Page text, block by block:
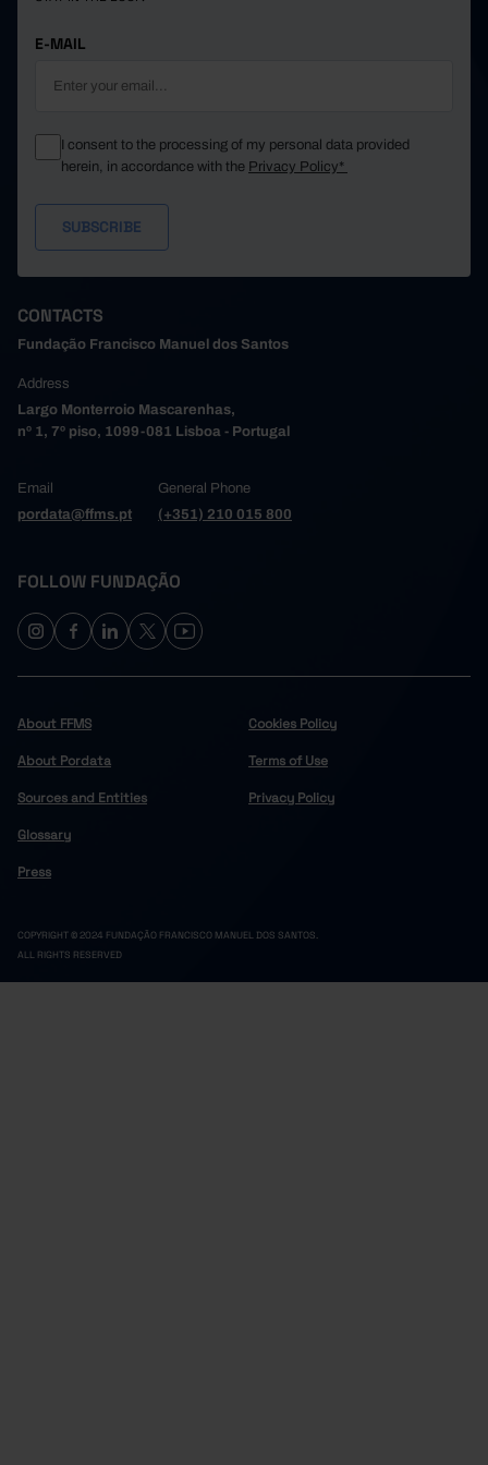
E-MAIL
I consent to the processing of my personal data provided
herein, in accordance with the Privacy Policy*
CONTACTS
Fundação Francisco Manuel dos Santos
Address
Largo Monterroio Mascarenhas,
nº 1, 7º piso, 1099-081 Lisboa - Portugal
Email
pordata@ffms.pt
General Phone
(+351) 210 015 800
FOLLOW FUNDAÇÃO
About FFMS
About Pordata
Sources and Entities
Glossary
Press
Cookies Policy
Terms of Use
Privacy Policy
COPYRIGHT © 2024 FUNDAÇÃO FRANCISCO MANUEL DOS SANTOS.
ALL RIGHTS RESERVED